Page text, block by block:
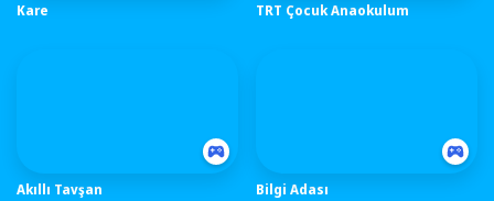
Kare TRT Çocuk Anaokulum
Akıllı Tavşan Bilgi Adası